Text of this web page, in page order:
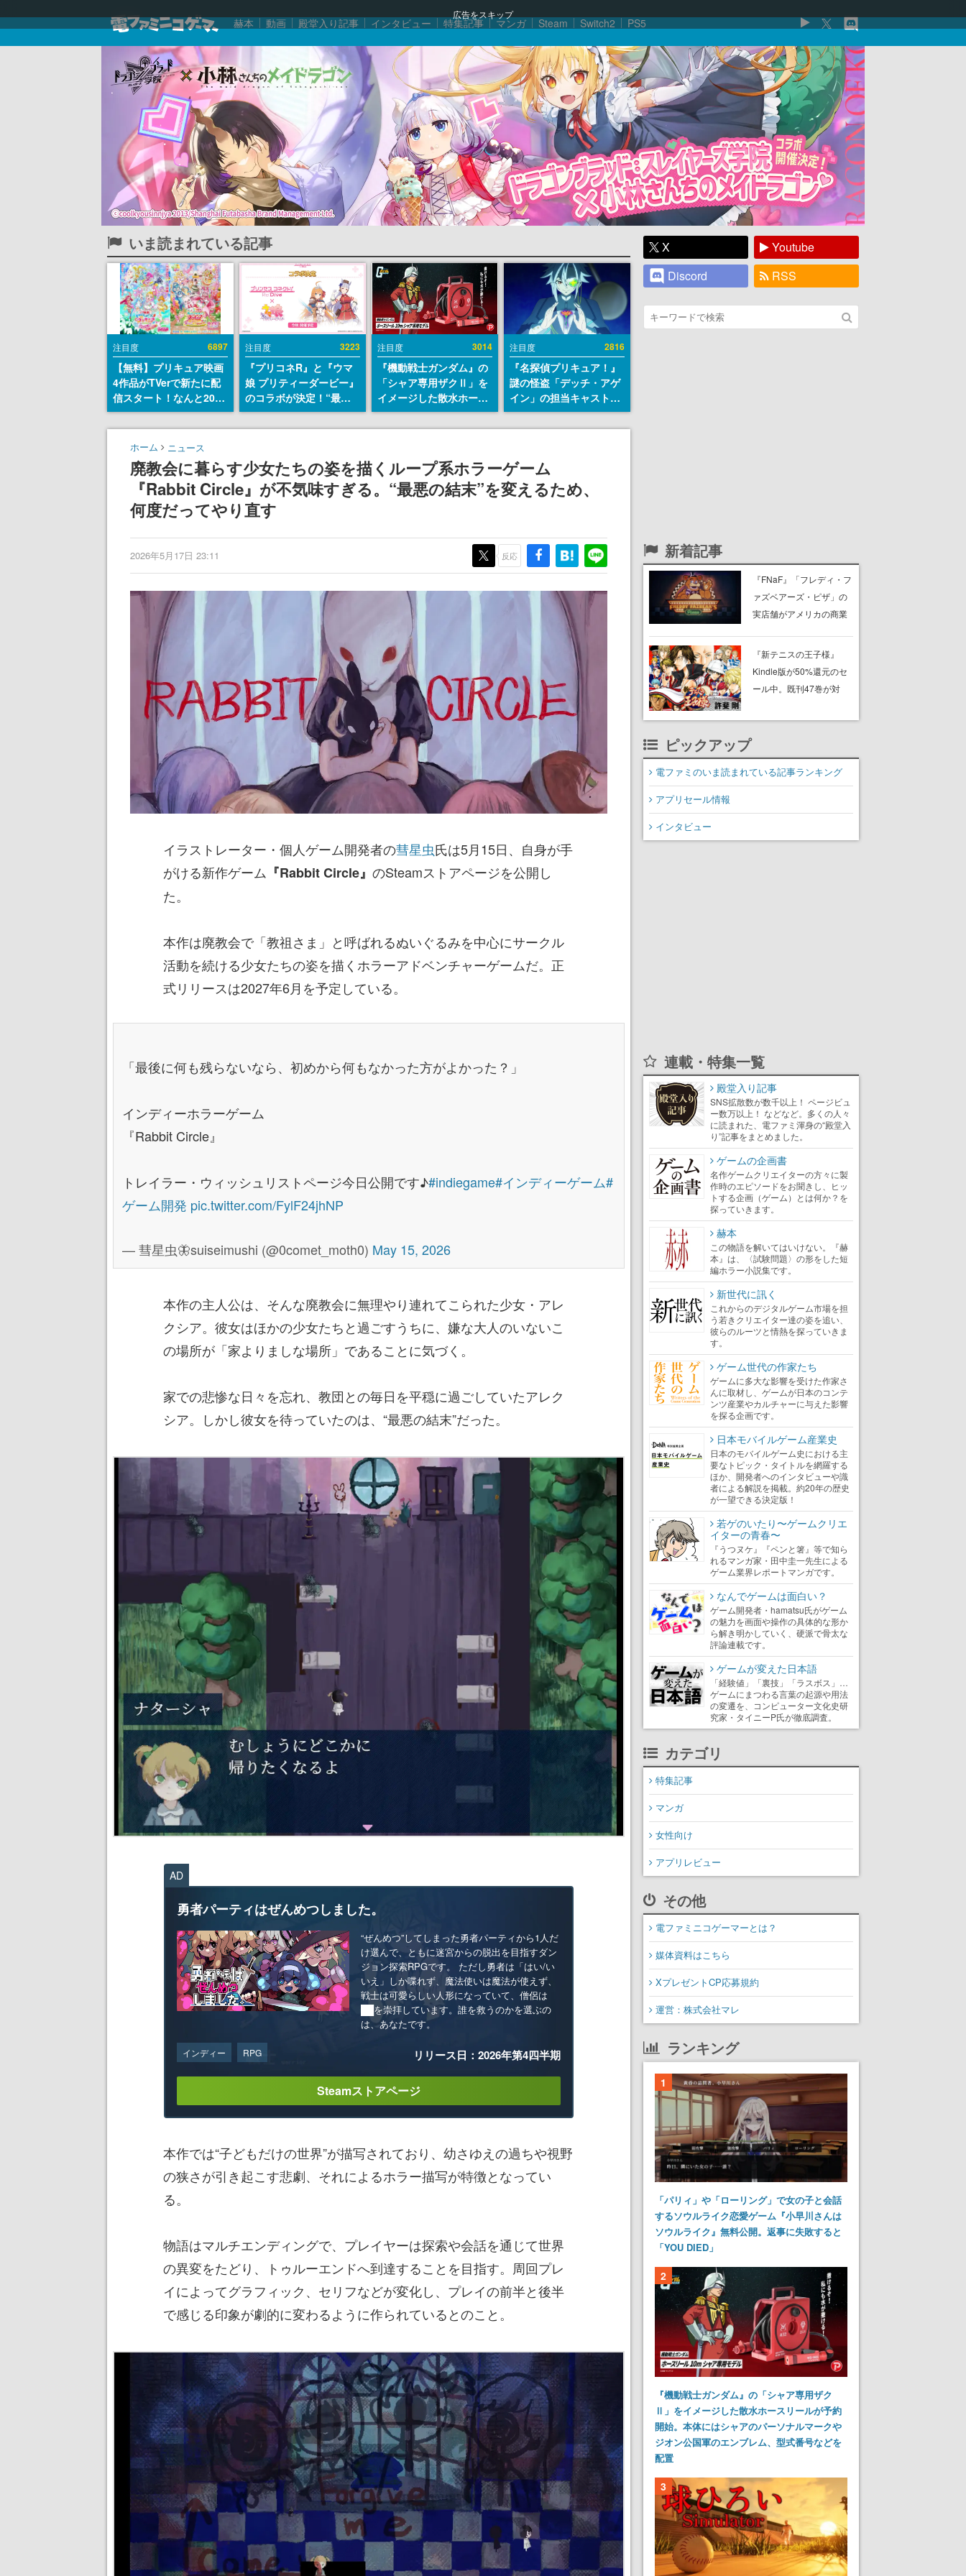
広告をスキップ
赫本 動画 殿堂入り記事 インタビュー 特集記事 マンガ Steam Switch2 PS5
いま読まれている記事
注目度 6897
【無料】プリキュア映画
4作品がTVerで新たに配
信スタート！なんと2018
年～2024年の映画ほぼす
べてが見放題に、ぶっち
ゃけありえないラインナ
ップ
注目度 3223
『プリコネR』と『ウマ
娘 プリティーダービー』
のコラボが決定！“最大
170連無料”の8.5周年キ
ャンペーンなども発表
注目度 3014
『機動戦士ガンダム』の
「シャア専用ザクⅡ」を
イメージした散水ホース
リールが予約開始。本体
にはシャアのパーソナル
エンブレム、型式番号な
どを配置
注目度 2816
『名探偵プリキュア！』
謎の怪盗「デッチ・アゲ
イン」の担当キャストは
天﨑滉平さんと判明。
『Re:ゼロから始める異
『ヒプノシスマイク』山
田三郎役など
ホーム ニュース
廃教会に暮らす少女たちの姿を描くループ系ホラーゲーム
『Rabbit Circle』が不気味すぎる。“最悪の結末”を変えるため、
何度だってやり直す
2026年5月17日 23:11 反応
イラストレーター・個人ゲーム開発者の彗星虫氏は5月15日、自身が手
がける新作ゲーム 『Rabbit Circle』 のSteamストアページを公開し
た。
本作は廃教会で「教祖さま」と呼ばれるぬいぐるみを中心にサークル
活動を続ける少女たちの姿を描くホラーアドベンチャーゲームだ。正
式リリースは2027年6月を予定している。
「最後に何も残らないなら、初めから何もなかった方がよかった？」
インディーホラーゲーム
『Rabbit Circle』
トレイラー・ウィッシュリストページ今日公開です♪#indiegame#インディーゲーム#
ゲーム開発 pic.twitter.com/FylF24jhNP
— 彗星虫🦋suiseimushi (@0comet_moth0) May 15, 2026
本作の主人公は、そんな廃教会に無理やり連れてこられた少女・アレ
クシア。彼女はほかの少女たちと過ごすうちに、嫌な大人のいないこ
の場所が「家よりましな場所」であることに気づく。
家での悲惨な日々を忘れ、教団との毎日を平穏に過ごしていたアレク
シア。しかし彼女を待っていたのは、“最悪の結末”だった。
AD
勇者パーティはぜんめつしました。
“ぜんめつ”してしまった勇者パーティから1人だ
け選んで、ともに迷宮からの脱出を目指すダン
ジョン探索RPGです。 ただし勇者は「はい/い
いえ」しか喋れず、魔法使いは魔法が使えず、
戦士は可愛らしい人形になっていて、僧侶は
██を崇拝しています。誰を救うのかを選ぶの
は、あなたです。
インディー RPG リリース日：2026年第4四半期
Steamストアページ
本作では“子どもだけの世界”が描写されており、幼さゆえの過ちや視野
の狭さが引き起こす悲劇、それによるホラー描写が特徴となってい
る。
物語はマルチエンディングで、プレイヤーは探索や会話を通じて世界
の異変をたどり、トゥルーエンドへ到達することを目指す。周回プレ
イによってグラフィック、セリフなどが変化し、プレイの前半と後半
で感じる印象が劇的に変わるように作られているとのこと。
X
Youtube
Discord
RSS
新着記事
『FNaF』「フレディ・フ
ァズベアーズ・ピザ」の
実店舗がアメリカの商業
に2027年オープン！
ScottGamesとの共同開
発、食事だけでなくステ
『新テニスの王子様』
Kindle版が50%還元のセ
ール中。既刊47巻が対
得にまとめ買いするチャ
ピックアップ
電ファミのいま読まれている記事ランキング
アプリセール情報
インタビュー
連載・特集一覧
殿堂入り記事
SNS拡散数が数千以上！ ページビュ
ー数万以上！ などなど。多くの人々
に読まれた、電ファミ渾身の“殿堂入
り”記事をまとめました。
ゲームの企画書
名作ゲームクリエイターの方々に製
作時のエピソードをお聞きし、ヒッ
トする企画（ゲーム）とは何か？を
探っていきます。
赫本
この物語を解いてはいけない。『赫
本』は、〈試験問題〉の形をした短
編ホラー小説集です。
新世代に訊く
これからのデジタルゲーム市場を担
う若きクリエイター達の姿を追い、
彼らのルーツと情熱を探っていきま
す。
ゲーム世代の作家たち
ゲームに多大な影響を受けた作家さ
んに取材し、ゲームが日本のコンテ
ンツ産業やカルチャーに与えた影響
を探る企画です。
日本モバイルゲーム産業史
日本のモバイルゲーム史における主
要なトピック・タイトルを網羅する
ほか、開発者へのインタビューや識
者による解説を掲載。約20年の歴史
が一望できる決定版！
若ゲのいたり〜ゲームクリエ
イターの青春〜
『うつヌケ』『ペンと箸』等で知ら
れるマンガ家・田中圭一先生による
ゲーム業界レポートマンガです。
なんでゲームは面白い？
ゲーム開発者・hamatsu氏がゲーム
の魅力を画面や操作の具体的な形か
ら解き明かしていく、硬派で骨太な
評論連載です。
ゲームが変えた日本語
「経験値」「裏技」「ラスボス」…
ゲームにまつわる言葉の起源や用法
の変遷を、コンピューター文化史研
究家・タイニーP氏が徹底調査。
カテゴリ
特集記事
マンガ
女性向け
アプリレビュー
その他
電ファミニコゲーマーとは？
媒体資料はこちら
XプレゼントCP応募規約
運営：株式会社マレ
ランキング
1
「パリィ」や「ローリング」で女の子と会話
するソウルライク恋愛ゲーム『小早川さんは
ソウルライク』無料公開。返事に失敗すると
「YOU DIED」
2
『機動戦士ガンダム』の「シャア専用ザク
Ⅱ」をイメージした散水ホースリールが予約
開始。本体にはシャアのパーソナルマークや
ジオン公国軍のエンブレム、型式番号などを
配置
3